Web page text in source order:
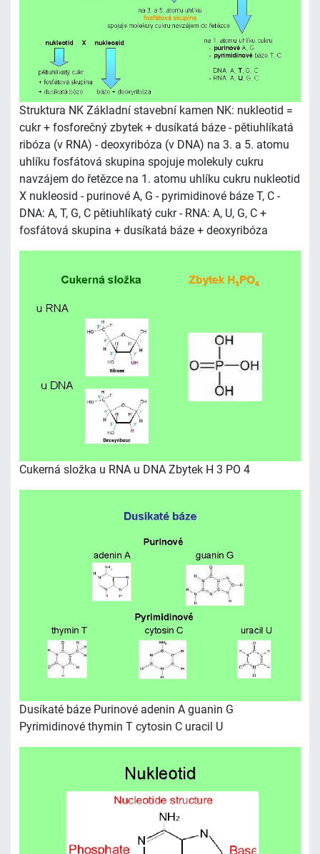
Struktura NK Základní stavební kamen NK: nukleotid =
cukr + fosforečný zbytek + dusíkatá báze - pětiuhlíkatá
ribóza (v RNA) - deoxyribóza (v DNA) na 3. a 5. atomu
uhlíku fosfátová skupina spojuje molekuly cukru
navzájem do řetězce na 1. atomu uhlíku cukru nukleotid
X nukleosid - purinové A, G - pyrimidinové báze T, C -
DNA: A, T, G, C pětiuhlíkatý cukr - RNA: A, U, G, C +
fosfátová skupina + dusíkatá báze + deoxyribóza
Cukerná složka u RNA u DNA Zbytek H 3 PO 4
Dusíkaté báze Purinové adenin A guanin G
Pyrimidinové thymin T cytosin C uracil U